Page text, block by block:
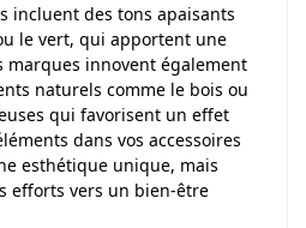
incluent des tons apaisants
le vert, qui apportent une
marques innovent également
naturels comme le bois ou
qui favorisent un effet
dans vos accessoires
esthétique unique, mais
efforts vers un bien-être